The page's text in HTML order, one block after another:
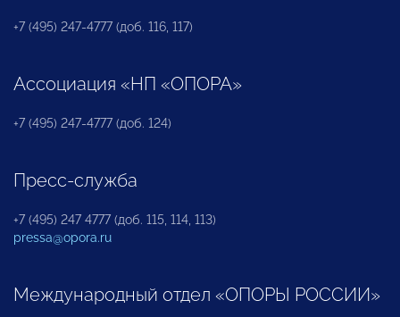
+7 (495) 247-4777 (доб. 116, 117)
Ассоциация «НП «ОПОРА»
+7 (495) 247-4777 (доб. 124)
Пресс-служба
+7 (495) 247 4777 (доб. 115, 114, 113)
pressa@opora.ru
Международный отдел «ОПОРЫ РОССИИ»